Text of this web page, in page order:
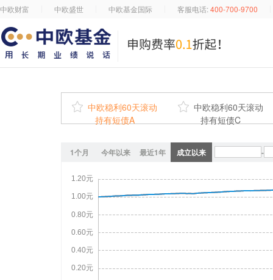
中欧财富 中欧盛世 中欧基金国际 客服电话:400-700-9700
 中欧稳利60天滚动
持有短债A
 中欧稳利60天滚动
持有短债C
1个月 今年以来 最近1年 成立以来 -